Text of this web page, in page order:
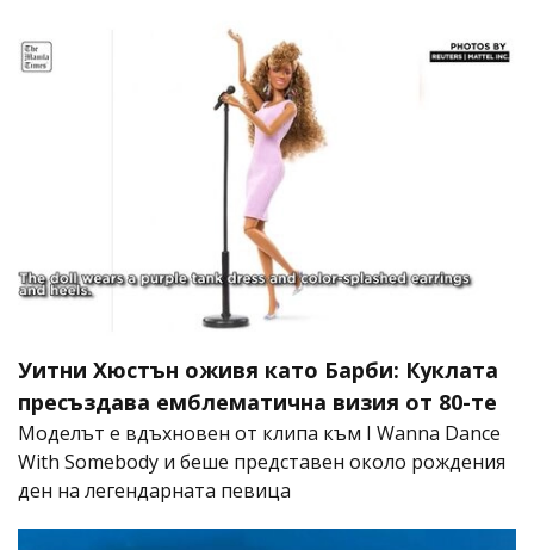
Уитни Хюстън оживя като Барби: Куклата
пресъздава емблематична визия от 80-те
Моделът е вдъхновен от клипа към I Wanna Dance
With Somebody и беше представен около рождения
ден на легендарната певица